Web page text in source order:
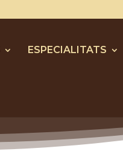
ESPECIALITATS